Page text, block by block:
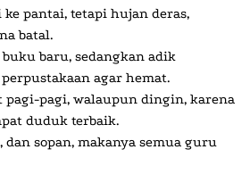
pantai, tetapi hujan deras,
batal.
baru, sedangkan adik
agar hemat.
pagi-pagi, walaupun dingin, karena
duduk terbaik.
sopan, makanya semua guru